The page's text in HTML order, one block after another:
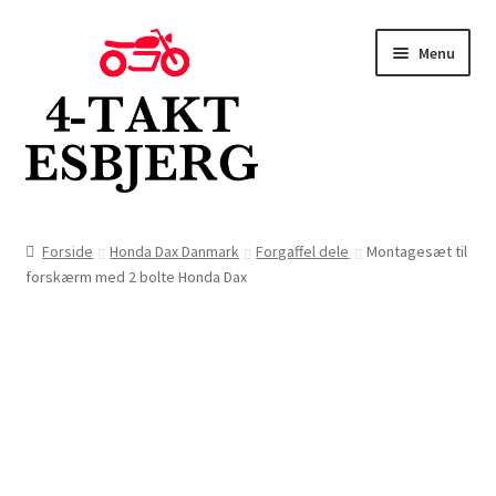
navigation
indhold
Menu
Butik
Forside Honda Dax Danmark Forgaffel dele
Montagesæt til
forskærm med 2 bolte Honda Dax